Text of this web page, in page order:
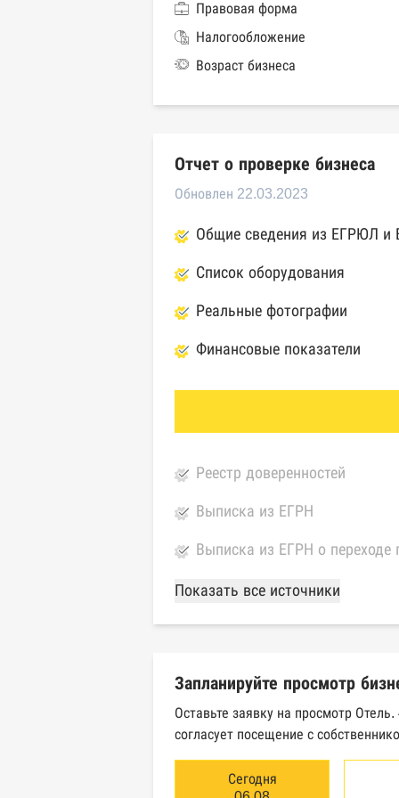
Правовая форма
Налогообложение
Возраст бизнеса
Отчет о проверке бизнеса
Обновлен 22.03.2023
Общие сведения из ЕГРЮЛ и
Список оборудования
Реальные фотографии
Финансовые показатели
Реестр доверенностей
Выписка из ЕГРН
Выписка из ЕГРН о переходе
База Росстата
Реестры ЕГРЮЛ и ЕГРИП
Картотека арбитражных дел
Единый федеральный реестр
Единый федеральный реестр
Показать все источники
Запланируйте просмотр
Оставьте заявку на просмотр
согласует посещение с
Сегодня